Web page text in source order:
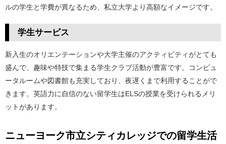
ルの学生と学費が異なるため、私立大学より高額なイメージです。
学生サービス
新入生のオリエンテーションや大学主催のアクティビティがとても
盛んで、趣味や特技で集まる学生クラブ活動が豊富です。コンピュ
ータルームや図書館も充実しており、夜遅くまで利用することがで
きます。英語力に自信のない留学生はELSの授業を受けられるメリ
ットがあります。
ニューヨーク市立シティカレッジでの留学生活